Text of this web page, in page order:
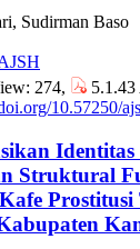
Sudirman Baso
274,
10.57250/
Struktural